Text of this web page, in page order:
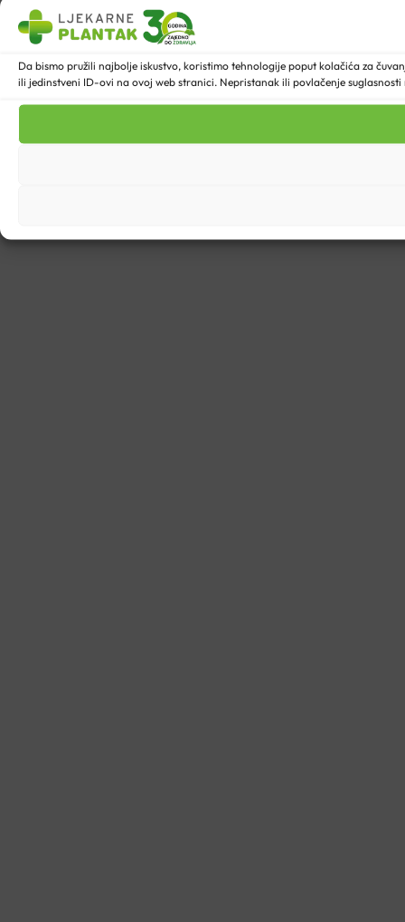
Da bismo pružili najbolje iskustvo, koristimo tehnologije poput kolačića za
ili jedinstveni ID-ovi na ovoj web stranici. Nepristanak ili povlačenje